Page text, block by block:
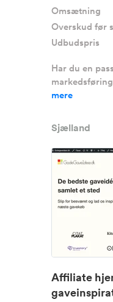
Omsætning
Overskud før
Udbudspris
Har du en
mere
Sjælland
Affiliate